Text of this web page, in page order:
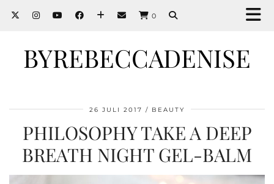
0
BYREBECCADENISE
26 JULI 2017 BEAUTY
PHILOSOPHY TAKE A DEEP
BREATH NIGHT GEL-BALM